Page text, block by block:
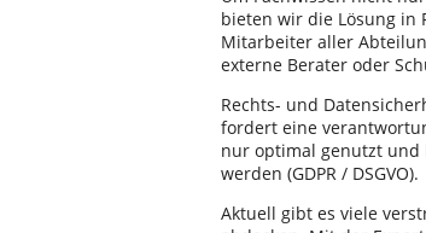
bieten wir die Lösung in
Mitarbeiter aller
externe Berater oder
Rechts- und
fordert eine
nur optimal genutzt und
werden (GDPR / DSGVO).
Aktuell gibt es viele